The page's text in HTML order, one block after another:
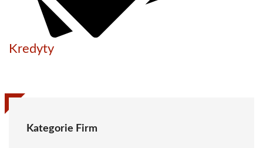
Kredyty
Kategorie Firm